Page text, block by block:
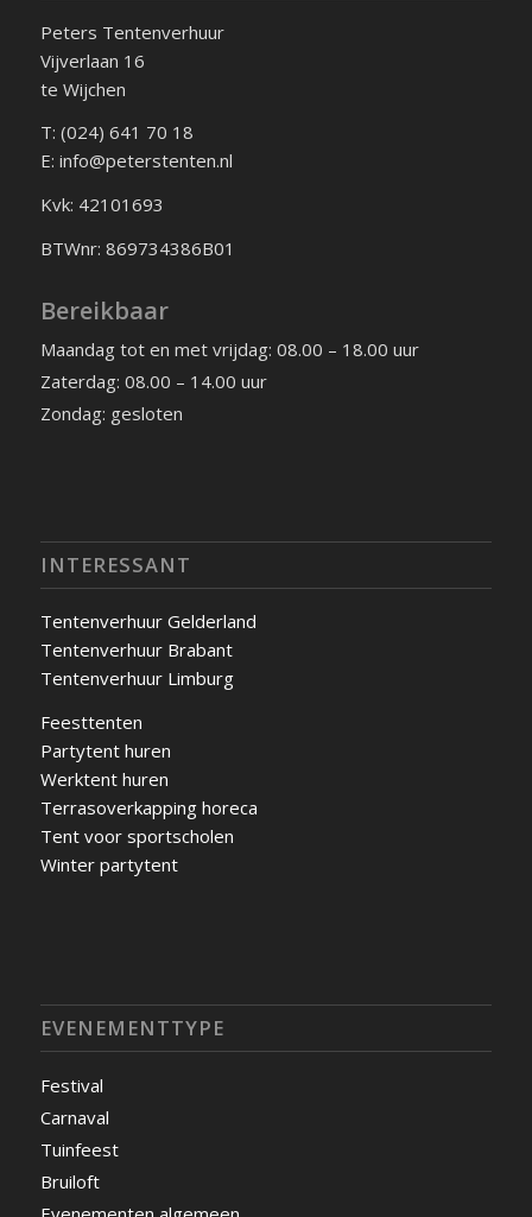
Peters Tentenverhuur
Vijverlaan 16
te Wijchen
T: (024) 641 70 18
E: info@peterstenten.nl
Kvk: 42101693
BTWnr: 869734386B01
Bereikbaar
Maandag tot en met vrijdag: 08.00 – 18.00 uur
Zaterdag: 08.00 – 14.00 uur
Zondag: gesloten
INTERESSANT
Tentenverhuur Gelderland
Tentenverhuur Brabant
Tentenverhuur Limburg
Feesttenten
Partytent huren
Werktent huren
Terrasoverkapping horeca
Tent voor sportscholen
Winter partytent
EVENEMENTTYPE
Festival
Carnaval
Tuinfeest
Bruiloft